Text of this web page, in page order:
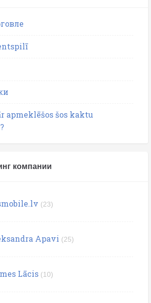
apmeklēšos šos kaktu
компании
(23)
Apavi (25)
Lācis (10)